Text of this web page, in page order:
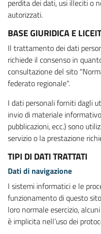
perdita dei dati, usi illeciti o
autorizzati.
BASE GIURIDICA E
Il trattamento dei dati
richiede il consenso in
consultazione del sito
federato regionale".
I dati personali forniti dagli
invio di materiale
pubblicazioni, ecc.) sono
servizio o la prestazione
TIPI DI DATI TRATTATI
Dati di navigazione
I sistemi informatici e le
funzionamento di questo
loro normale esercizio,
è implicita nell’uso dei